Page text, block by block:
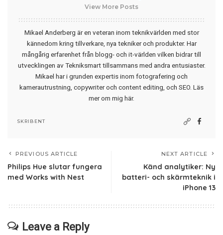
View More Posts
Mikael Anderberg är en veteran inom teknikvärlden med stor
kännedom kring tillverkare, nya tekniker och produkter. Har
mångårig erfarenhet från blogg- och it-världen vilken bidrar till
utvecklingen av Tekniksmart tillsammans med andra entusiaster.
Mikael har i grunden expertis inom fotografering och
kamerautrustning, copywriter och content editing, och SEO. Läs
mer om mig här.
SKRIBENT
PREVIOUS ARTICLE
Philips Hue slutar fungera
med Works with Nest
NEXT ARTICLE
Känd analytiker: Ny
batteri- och skärmteknik i
iPhone 13
Leave a Reply